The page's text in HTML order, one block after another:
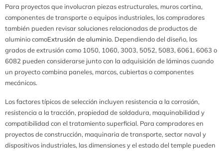
Para proyectos que involucran piezas estructurales, muros cortina,
componentes de transporte o equipos industriales, los compradores
también pueden revisar soluciones relacionadas de productos de
aluminio comoExtrusión de aluminio. Dependiendo del diseño, los
grados de extrusión como 1050, 1060, 3003, 5052, 5083, 6061, 6063 o
6082 pueden considerarse junto con la adquisición de láminas cuando
un proyecto combina paneles, marcos, cubiertas o componentes
mecánicos.
Los factores típicos de selección incluyen resistencia a la corrosión,
resistencia a la tracción, propiedad de soldadura, maquinabilidad y
compatibilidad con el tratamiento superficial. Para compradores en
proyectos de construcción, maquinaria de transporte, sector naval y
dispositivos industriales, las dimensiones y el estado del temple pueden